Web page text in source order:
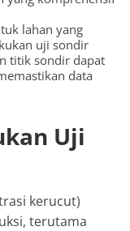
lahan yang
uji sondir
titik sondir dapat
data
Uji
kerucut)
terutama